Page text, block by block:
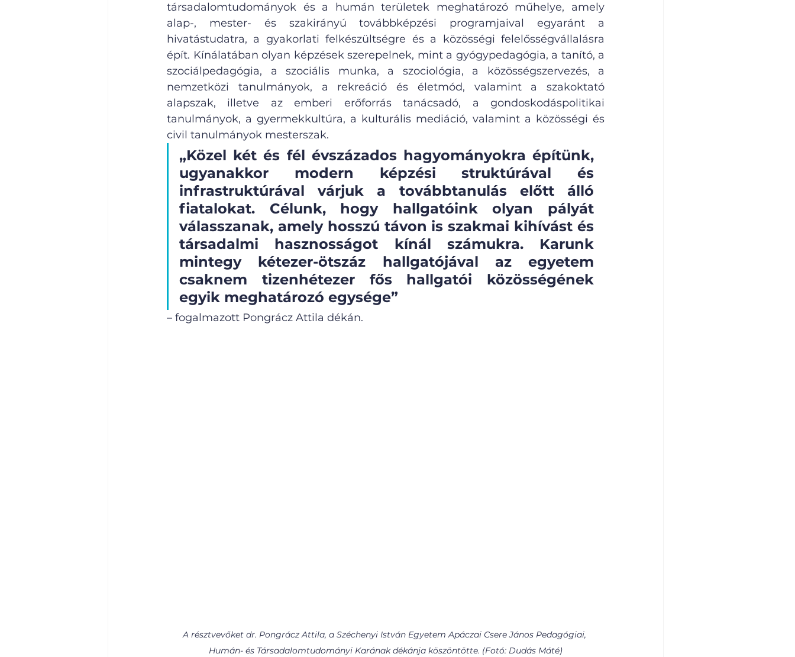
társadalomtudományok és a humán területek meghatározó műhelye, amely
alap-, mester- és szakirányú továbbképzési programjaival egyaránt a
hivatástudatra, a gyakorlati felkészültségre és a közösségi felelősségvállalásra
épít. Kínálatában olyan képzések szerepelnek, mint a gyógypedagógia, a tanító, a
szociálpedagógia, a szociális munka, a szociológia, a közösségszervezés, a
nemzetközi tanulmányok, a rekreáció és életmód, valamint a szakoktató
alapszak, illetve az emberi erőforrás tanácsadó, a gondoskodáspolitikai
tanulmányok, a gyermekkultúra, a kulturális mediáció, valamint a közösségi és
civil tanulmányok mesterszak.
„Közel két és fél évszázados hagyományokra építünk,
ugyanakkor modern képzési struktúrával és
infrastruktúrával várjuk a továbbtanulás előtt álló
fiatalokat. Célunk, hogy hallgatóink olyan pályát
válasszanak, amely hosszú távon is szakmai kihívást és
társadalmi hasznosságot kínál számukra. Karunk
mintegy kétezer-ötszáz hallgatójával az egyetem
csaknem tizenhétezer fős hallgatói közösségének
egyik meghatározó egysége”
– fogalmazott Pongrácz Attila dékán.
A résztvevőket dr. Pongrácz Attila, a Széchenyi István Egyetem Apáczai Csere János Pedagógiai,
Humán- és Társadalomtudományi Karának dékánja köszöntötte. (Fotó: Dudás Máté)